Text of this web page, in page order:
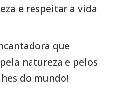
e respeitar a vida
que
natureza e pelos
do mundo!